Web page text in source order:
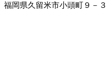
福岡県久留米市小頭町９－３